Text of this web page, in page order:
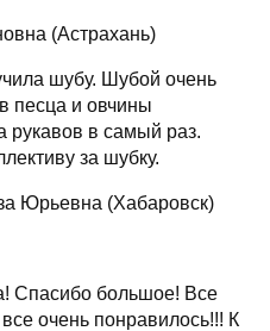
(Астрахань)
шубу. Шубой очень
песца и овчины
рукавов в самый раз.
за шубку.
Юрьевна (Хабаровск)
Спасибо большое! Все
очень понравилось!!! К